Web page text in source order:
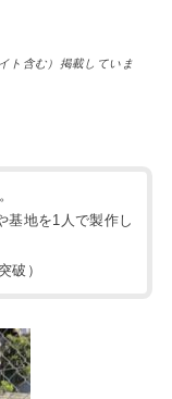
ト含む）掲載していま
基地を1人で製作し
破）